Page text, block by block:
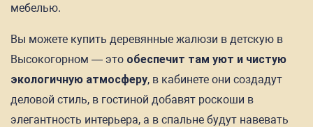
мебелью.
Вы можете купить деревянные жалюзи в детскую в
Высокогорном — это обеспечит там уют и чистую
экологичную атмосферу, в кабинете они создадут
деловой стиль, в гостиной добавят роскоши в
элегантность интерьера, а в спальне будут навевать